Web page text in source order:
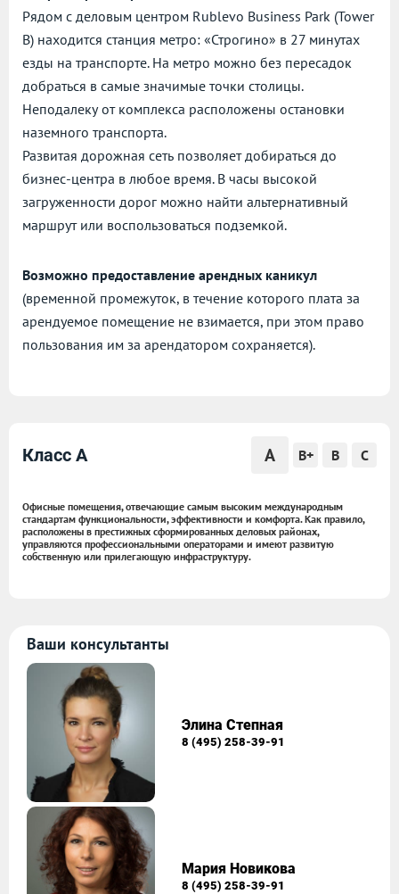
Рядом с деловым центром Rublevo Business Park (Tower
B) находится станция метро: «Строгино» в 27 минутах
езды на транспорте. На метро можно без пересадок
добраться в самые значимые точки столицы.
Неподалеку от комплекса расположены остановки
наземного транспорта.
Развитая дорожная сеть позволяет добираться до
бизнес-центра в любое время. В часы высокой
загруженности дорог можно найти альтернативный
маршрут или воспользоваться подземкой.
Возможно предоставление арендных каникул
(временной промежуток, в течение которого плата за
арендуемое помещение не взимается, при этом право
пользования им за арендатором сохраняется).
Класс A A B+ B C
Офисные помещения, отвечающие самым высоким международным
стандартам функциональности, эффективности и комфорта. Как правило,
расположены в престижных сформированных деловых районах,
управляются профессиональными операторами и имеют развитую
собственную или прилегающую инфраструктуру.
Ваши консультанты
Элина Степная
8 (495) 258-39-91
Мария Новикова
8 (495) 258-39-91